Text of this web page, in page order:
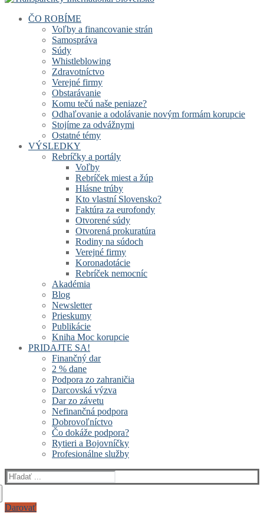
ČO ROBÍME
Voľby a financovanie strán
Samospráva
Súdy
Whistleblowing
Zdravotníctvo
Verejné firmy
Obstarávanie
Komu tečú naše peniaze?
Odhaľovanie a odolávanie novým formám korupcie
Stojíme za odvážnymi
Ostatné témy
VÝSLEDKY
Rebríčky a portály
Voľby
Rebríček miest a žúp
Hlásne trúby
Kto vlastní Slovensko?
Faktúra za eurofondy
Otvorené súdy
Otvorená prokuratúra
Rodiny na súdoch
Verejné firmy
Koronadotácie
Rebríček nemocníc
Akadémia
Blog
Newsletter
Prieskumy
Publikácie
Kniha Moc korupcie
PRIDAJTE SA!
Finančný dar
2 % dane
Podpora zo zahraničia
Darcovská výzva
Dar zo závetu
Nefinančná podpora
Dobrovoľníctvo
Čo dokáže podpora?
Rytieri a Bojovníčky
Profesionálne služby
Darovať